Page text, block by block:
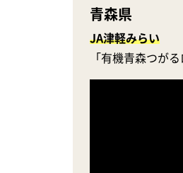
青森県
JA津軽みらい
「有機青森つが